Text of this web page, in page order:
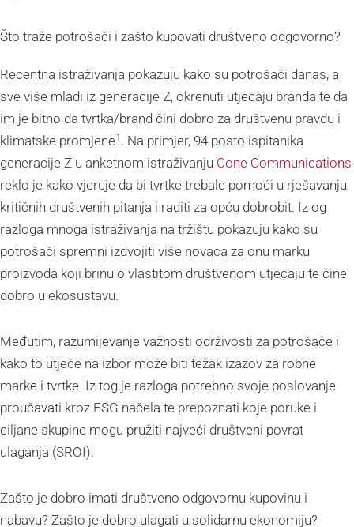
Što traže potrošači i zašto kupovati društveno odgovorno?
Recentna istraživanja pokazuju kako su potrošači danas, a
sve više mladi iz generacije Z, okrenuti utjecaju branda te da
im je bitno da tvrtka/brand čini dobro za društvenu pravdu i
klimatske promjene1 . Na primjer, 94 posto ispitanika
generacije Z u anketnom istraživanju Cone Communications
reklo je kako vjeruje da bi tvrtke trebale pomoći u rješavanju
kritičnih društvenih pitanja i raditi za opću dobrobit. Iz og
razloga mnoga istraživanja na tržištu pokazuju kako su
potrošači spremni izdvojiti više novaca za onu marku
proizvoda koji brinu o vlastitom društvenom utjecaju te čine
dobro u ekosustavu.
Međutim, razumijevanje važnosti održivosti za potrošače i
kako to utječe na izbor može biti težak izazov za robne
marke i tvrtke. Iz tog je razloga potrebno svoje poslovanje
proučavati kroz ESG načela te prepoznati koje poruke i
ciljane skupine mogu pružiti najveći društveni povrat
ulaganja (SROI).
Zašto je dobro imati društveno odgovornu kupovinu i
nabavu? Zašto je dobro ulagati u solidarnu ekonomiju?